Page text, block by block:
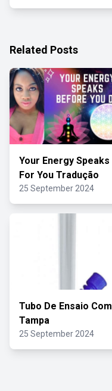
Related Posts
Your Energy Speaks
For You Tradução
25 September 2024
Tubo De Ensaio Com
Tampa
25 September 2024